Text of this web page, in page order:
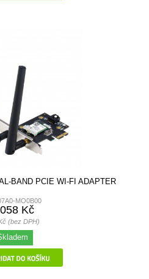
BAND PCIE WI-FI ADAPTER
MO0B00
Kč
(bez DPH)